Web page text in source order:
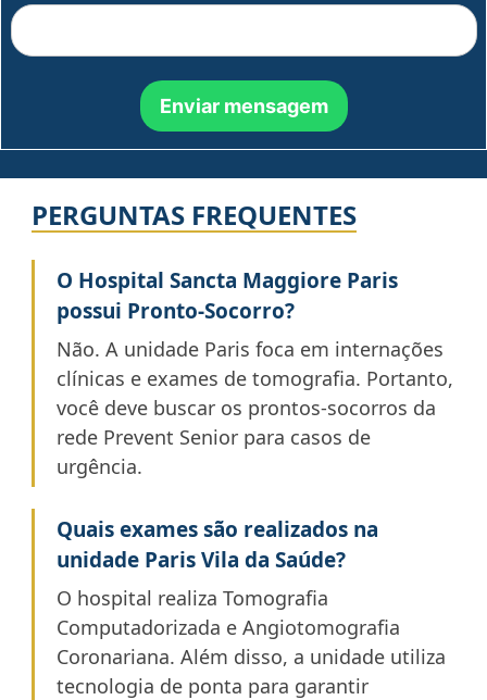
PERGUNTAS FREQUENTES
O Hospital Sancta Maggiore Paris
possui Pronto-Socorro?
Não. A unidade Paris foca em internações
clínicas e exames de tomografia. Portanto,
você deve buscar os prontos-socorros da
rede Prevent Senior para casos de
urgência.
Quais exames são realizados na
unidade Paris Vila da Saúde?
O hospital realiza Tomografia
Computadorizada e Angiotomografia
Coronariana. Além disso, a unidade utiliza
tecnologia de ponta para garantir